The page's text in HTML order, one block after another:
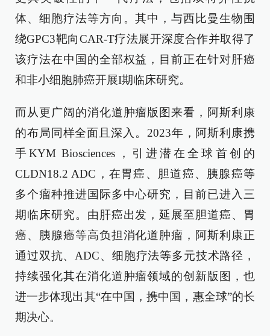
体、细胞疗法等方向。其中，与西比曼生物围
绕GPC3靶向CAR-T疗法展开深度合作并取得了
该疗法在中国的全部权益，目前正在针对肝癌
和非小细胞肺癌开展I期临床研究。
而从更广阔的消化道肿瘤版图来看，阿斯利康
的布局同样全面且深入。2023年，阿斯利康携
手KYM Biosciences，引进潜在全球首创的
CLDN18.2 ADC，在胃癌、胆道癌、胰腺癌等
多个瘤种推进国际多中心研究，目前已进入三
期临床研究。由肝癌出发，延展至胆道癌、胃
癌、胰腺癌等高负担消化道肿瘤，阿斯利康正
通过双抗、ADC、细胞疗法等多元技术路径，
持续强化其在消化道肿瘤领域的创新版图，也
进一步体现出其“在中国，携中国，惠全球”的长
期决心。